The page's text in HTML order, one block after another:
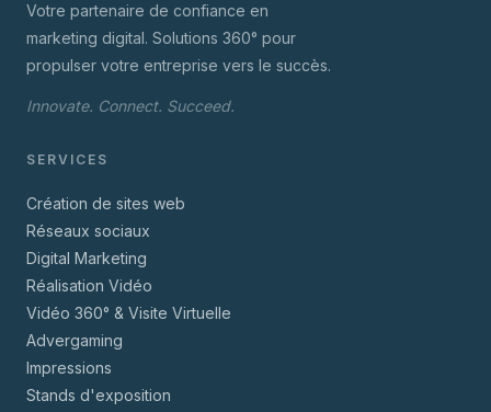
Votre partenaire de confiance en
marketing digital. Solutions 360° pour
propulser votre entreprise vers le succès.
Innovate. Connect. Succeed.
SERVICES
Création de sites web
Réseaux sociaux
Digital Marketing
Réalisation Vidéo
Vidéo 360° & Visite Virtuelle
Advergaming
Impressions
Stands d'exposition